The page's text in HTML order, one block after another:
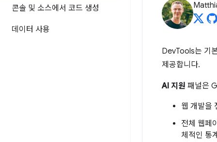
콘솔 및 소스에서 코드 생성
데이터 사용
DevTools는 기
제공합니다.
AI 지원 패널은
웹 개발을
전체 웹페
체적인 통